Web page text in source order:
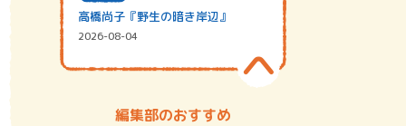
高橋尚子『野生の暗き岸辺』
2026-08-04
編集部のおすすめ